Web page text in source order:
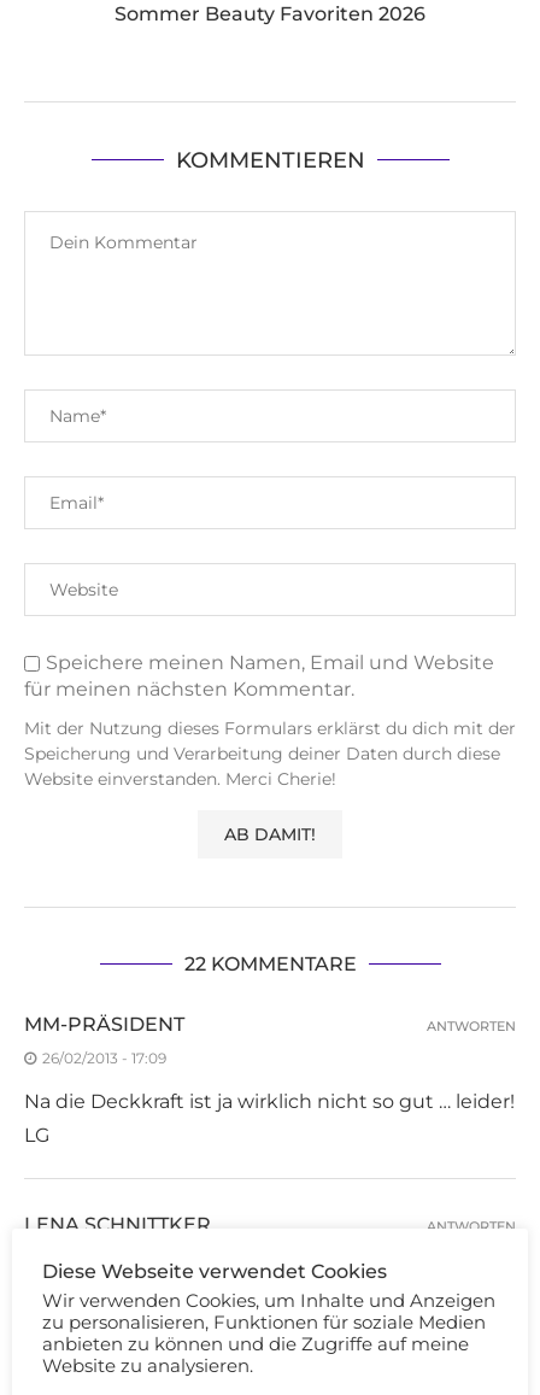
Sommer Beauty Favoriten 2026
KOMMENTIEREN
Speichere meinen Namen, Email und Website
für meinen nächsten Kommentar.
Mit der Nutzung dieses Formulars erklärst du dich mit der
Speicherung und Verarbeitung deiner Daten durch diese
Website einverstanden. Merci Cherie!
22 KOMMENTARE
MM-PRÄSIDENT
26/02/2013 - 17:09
Na die Deckkraft ist ja wirklich nicht so gut … leider!
LG
ANTWORTEN
LENA SCHNITTKER
Ich habe den Aufsteller schon gesehen aber nichts
gekauft. Mint me up gefällt mir von den gezeigten
am besten. lg Lena
ANTWORTEN
Diese Webseite verwendet Cookies
Wir verwenden Cookies, um Inhalte und Anzeigen
zu personalisieren, Funktionen für soziale Medien
anbieten zu können und die Zugriffe auf meine
Website zu analysieren.